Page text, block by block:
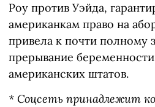
Роу против Уэйда,
американкам право на
привела к почти полному
прерывание
американских штатов.
* Соцсеть принадлежит